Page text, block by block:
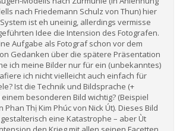
nach Friedemann Schulz von Thun) hier
ist eh uneinig, allerdings vermisse
Idee die Intension des Fotografen.
Aufgabe als Fotograf schon vor dem
Gedanken über die spätere Präsentation
ich meine Bilder nur für ein (unbekanntes)
ich nicht vielleicht auch einfach für
Ist die Technik und Bildsprache (+
besonderen Bild wichtig? (Beispiel
Thị Kim Phúc von Nick Út). Dieses Bild
eine Katastrophe – aber Ùt